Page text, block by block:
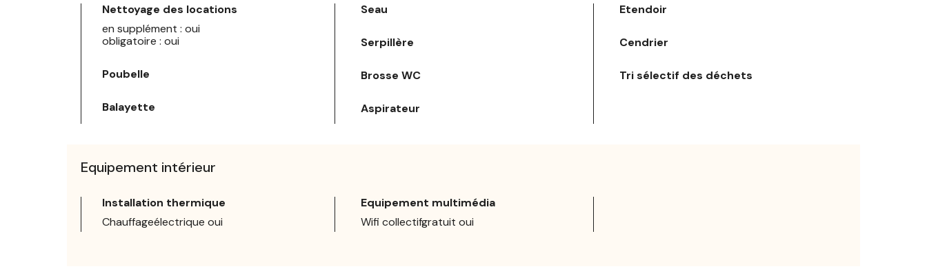
Nettoyage des locations
en supplément : oui
obligatoire : oui
Poubelle
Balayette
Seau
Serpillère
Brosse WC
Aspirateur
Etendoir
Cendrier
Tri sélectif des déchets
Equipement intérieur
Installation thermique
Chauffageélectrique oui
Equipement multimédia
Wifi collectifgratuit oui